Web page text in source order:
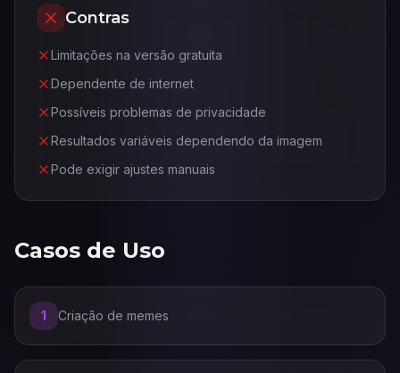
Contras
Limitações na versão gratuita
Dependente de internet
Possíveis problemas de privacidade
Resultados variáveis dependendo da imagem
Pode exigir ajustes manuais
Casos de Uso
1 Criação de memes